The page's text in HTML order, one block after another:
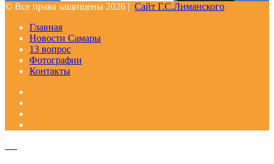
© Все права защищены 2026 | Сайт Г.С.Лиманского
Главная
Новости Самары
13 вопрос
Фотографии
Контакты